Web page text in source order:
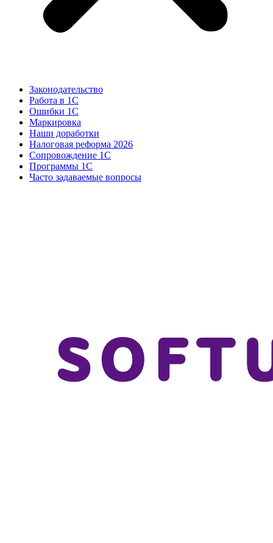
Законодательство
Работа в 1С
Ошибки 1С
Маркировка
Наши доработки
Налоговая реформа 2026
Сопровождение 1С
Программы 1С
Часто задаваемые вопросы